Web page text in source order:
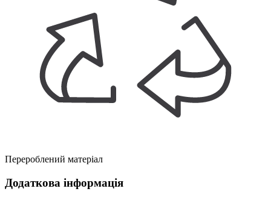
Перероблений матеріал
Додаткова інформація